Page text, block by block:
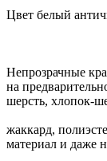
Цвет белый
Непрозрачные
на
шерсть, хлопок-
жаккард,
материал и даже